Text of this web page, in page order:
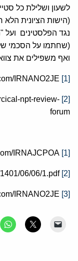
לשעון ושלילת כל
נגד הפלסטינים ועל
(שחתמו על הסכמי
ואף משפילים את
[1]
[2]
npt-review-
forum
[1]
[2]
https://jepress.ir/archive/pdf/1401/06/06/1.pdf
[3]